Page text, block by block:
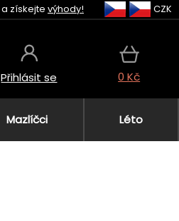
a získejte výhody! CZK
Přihlásit se 0 Kč
Mazlíčci Léto